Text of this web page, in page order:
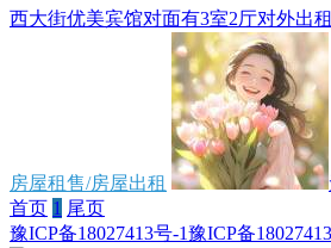
西大街优美宾馆对面有3室2厅对外出
房屋租售/房屋出租
首页 1 尾页
豫ICP备18027413号-1豫ICP备